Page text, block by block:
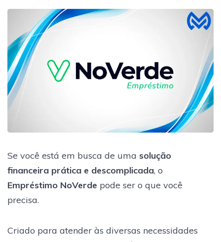
Se você está em busca de uma solução
financeira prática e descomplicada, o
Empréstimo NoVerde pode ser o que você
precisa.
Criado para atender às diversas necessidades